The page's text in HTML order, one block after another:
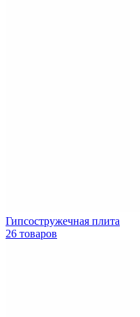
Гипсостружечная плита
26 товаров